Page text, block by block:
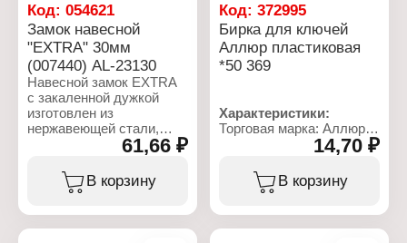
Материал:
хромированная сталь
Размер: 40 мм
Код: 054621
Замок навесной
"EXTRA" 30мм
(007440) AL-23130
Навесной замок EXTRA
с закаленной дужкой
изготовлен из
нержавеющей стали,
имеет литой корпус
корпусе нанесена
декоративная
61,66 ₽
В корзину
Код:372995
Бирка для ключей
Аллюр пластиковая
*50 369
Характеристики:
Торговая марка: Аллюр
Тип товара: Бирка для
ключей
Цвет: в ассортименте
14,70 ₽
В корзину